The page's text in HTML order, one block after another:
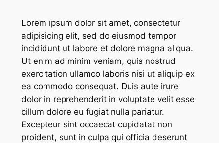
Lorem ipsum dolor sit amet, consectetur
adipisicing elit, sed do eiusmod tempor
incididunt ut labore et dolore magna aliqua.
Ut enim ad minim veniam, quis nostrud
exercitation ullamco laboris nisi ut aliquip ex
ea commodo consequat. Duis aute irure
dolor in reprehenderit in voluptate velit esse
cillum dolore eu fugiat nulla pariatur.
Excepteur sint occaecat cupidatat non
proident, sunt in culpa qui officia deserunt